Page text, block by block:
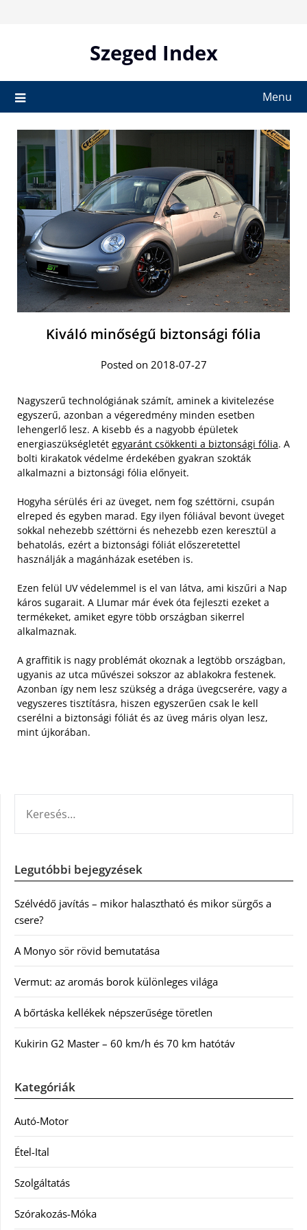
Szeged Index
Menu
Kiváló minőségű biztonsági fólia
Posted on 2018-07-27
Nagyszerű technológiának számít, aminek a kivitelezése
egyszerű, azonban a végeredmény minden esetben
lehengerlő lesz. A kisebb és a nagyobb épületek
energiaszükségletét egyaránt csökkenti a biztonsági fólia. A
bolti kirakatok védelme érdekében gyakran szokták
alkalmazni a biztonsági fólia előnyeit.
Hogyha sérülés éri az üveget, nem fog széttörni, csupán
elreped és egyben marad. Egy ilyen fóliával bevont üveget
sokkal nehezebb széttörni és nehezebb ezen keresztül a
behatolás, ezért a biztonsági fóliát előszeretettel
használják a magánházak esetében is.
Ezen felül UV védelemmel is el van látva, ami kiszűri a Nap
káros sugarait. A Llumar már évek óta fejleszti ezeket a
termékeket, amiket egyre több országban sikerrel
alkalmaznak.
A graffitik is nagy problémát okoznak a legtöbb országban,
ugyanis az utca művészei sokszor az ablakokra festenek.
Azonban így nem lesz szükség a drága üvegcserére, vagy a
vegyszeres tisztításra, hiszen egyszerűen csak le kell
cserélni a biztonsági fóliát és az üveg máris olyan lesz,
mint újkorában.
Legutóbbi bejegyzések
Szélvédő javítás – mikor halasztható és mikor sürgős a
csere?
A Monyo sör rövid bemutatása
Vermut: az aromás borok különleges világa
A bőrtáska kellékek népszerűsége töretlen
Kukirin G2 Master – 60 km/h és 70 km hatótáv
Kategóriák
Autó-Motor
Étel-Ital
Szolgáltatás
Szórakozás-Móka